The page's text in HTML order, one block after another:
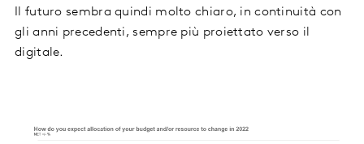
Il futuro sembra quindi molto chiaro, in continuità con
gli anni precedenti, sempre più proiettato verso il
digitale.